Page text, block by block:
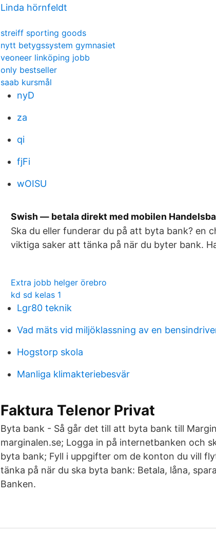
Linda hörnfeldt
streiff sporting goods
nytt betygssystem gymnasiet
veoneer linköping jobb
only bestseller
saab kursmål
nyD
za
qi
fjFi
wOISU
Swish — betala direkt med mobilen
Ska du eller funderar du på att byta bank? en
viktiga saker att tänka på när du byter bank.
Extra jobb helger örebro
kd sd kelas 1
Lgr80 teknik
Vad mäts vid miljöklassning av en
Hogstorp skola
Manliga klimakteriebesvär
Faktura Telenor Privat
Byta bank - Så går det till att byta bank till
marginalen.se; Logga in på internetbanken och
byta bank; Fyll i uppgifter om de konton du vill
tänka på när du ska byta bank: Betala, låna,
Banken.